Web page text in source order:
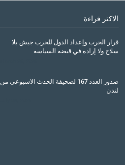
الاكثر قراءة
قرار الحرب وإعداد الدول للحرب جيش بلا
سلاح ولا إرادة في قبضة السياسة
صدور العدد 167 لصحيفة الحدث الاسبوعي من
لندن